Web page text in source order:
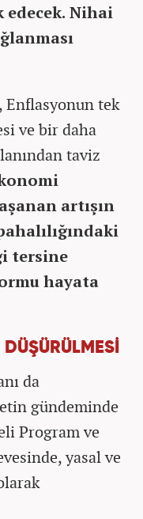
edecek. Nihai
Enflasyonun tek
ve bir daha
taviz
artışın
tersine
hayata
da
gündeminde
Program ve
yasal ve